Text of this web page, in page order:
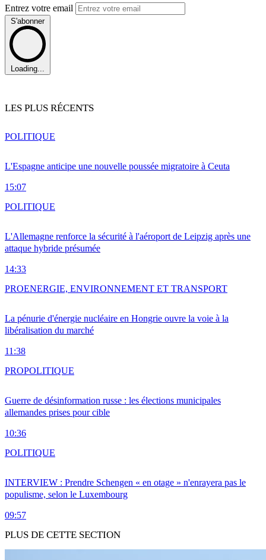
Entrez votre email
S'abonner
Loading...
LES PLUS RÉCENTS
L'Espagne anticipe une nouvelle poussée migratoire à Ceuta
15:07
POLITIQUE
L'Allemagne renforce la sécurité à l'aéroport de Leipzig après une
attaque hybride présumée
14:33
POLITIQUE
La pénurie d'énergie nucléaire en Hongrie ouvre la voie à la
libéralisation du marché
11:38
PROENERGIE, ENVIRONNEMENT ET TRANSPORT
Guerre de désinformation russe : les élections municipales
allemandes prises pour cible
10:36
PROPOLITIQUE
INTERVIEW : Prendre Schengen « en otage » n'enrayera pas le
populisme, selon le Luxembourg
09:57
POLITIQUE
PLUS DE CETTE SECTION